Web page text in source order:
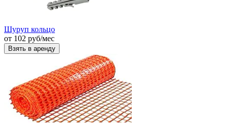
Шуруп кольцо
от 102 руб/мес
Взять в аренду